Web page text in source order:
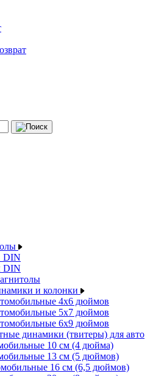
DIN
DIN
и колонки
4x6 дюймов
5x7 дюймов
6x9 дюймов
динамики (твитеры) для авто
10 см (4 дюйма)
13 см (5 дюймов)
16 см (6,5 дюймов)